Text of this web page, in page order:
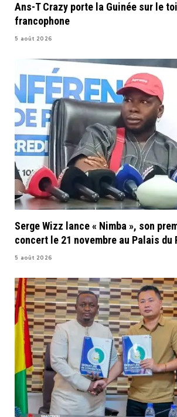
Ans-T Crazy porte la Guinée sur le
francophone
5 août 2026
Serge Wizz lance « Nimba », son
concert le 21 novembre au Palais du
5 août 2026